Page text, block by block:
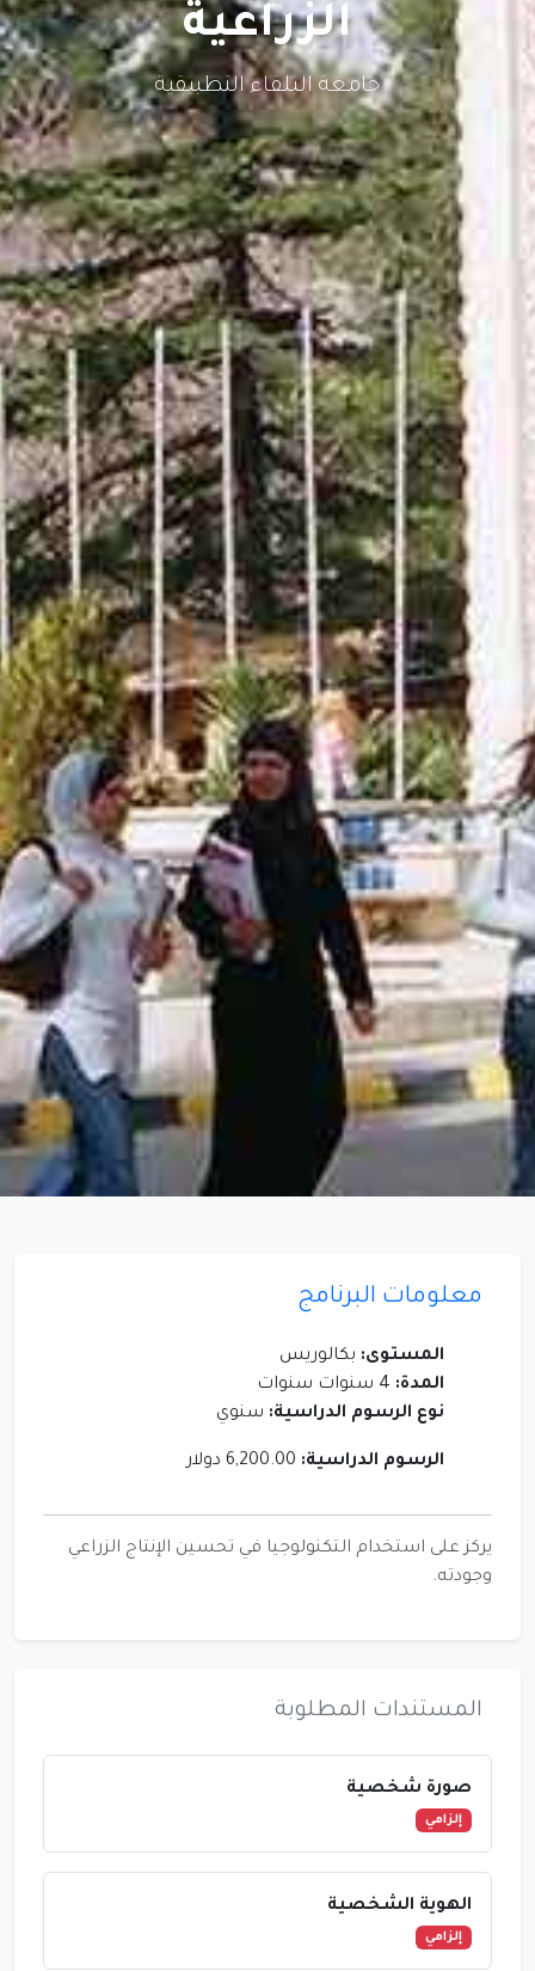
الزراعية
جامعة البلقاء التطبيقية
معلومات البرنامج
المستوى: بكالوريس
المدة:
نوع الرسوم الدراسية: سنوي
الرسوم الدراسية:
يركز على استخدام التكنولوجيا في تحسين الإنتاج الزراعي
وجودته.
المستندات المطلوبة
صورة شخصية
إلزامي
الهوية الشخصية
إلزامي